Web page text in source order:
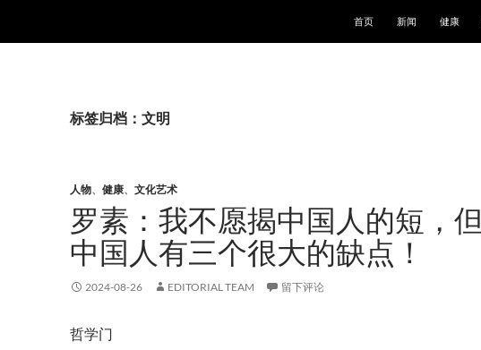
首页
新闻 健康
标签归档：文明
人物、 健康、 文化艺术
罗素：我不愿揭中国人的短，但
中国人有三个很大的缺点！
2024-08-26 EDITORIAL TEAM 留下评论
哲学门